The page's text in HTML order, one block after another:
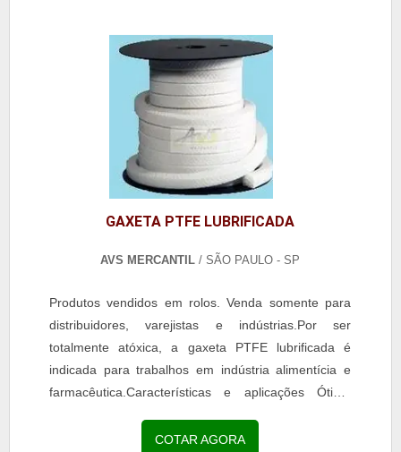
GAXETA PTFE LUBRIFICADA
AVS MERCANTIL / SÃO PAULO - SP
Produtos vendidos em rolos. Venda somente para
distribuidores, varejistas e indústrias.Por ser
totalmente atóxica, a gaxeta PTFE lubrificada é
indicada para trabalhos em indústria alimentícia e
farmacêutica.Características e aplicações Ótima
COTAR AGORA